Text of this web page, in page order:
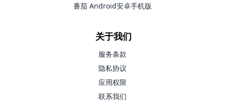
番茄 Android安卓手机版
关于我们
服务条款
隐私协议
应用权限
联系我们